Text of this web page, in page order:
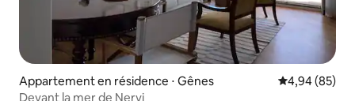
Appartement en résidence ⋅ Gênes Évaluation
4,94 (85)
Devant la mer de Nervi